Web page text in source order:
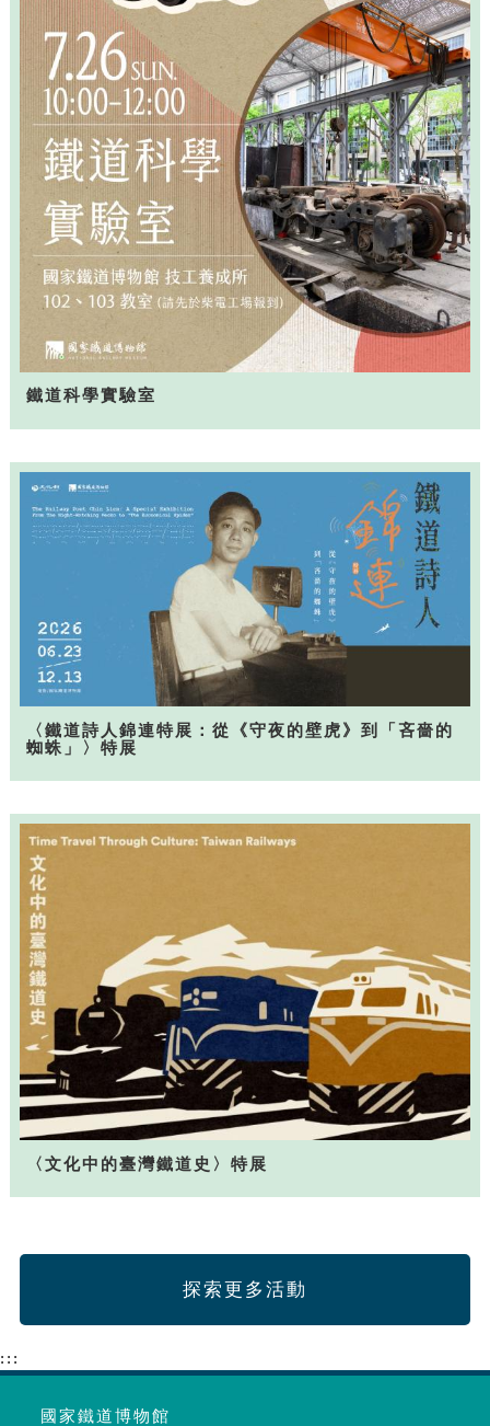
鐵道科學實驗室
〈鐵道詩人錦連特展：從《守夜的壁虎》到「吝嗇的
蜘蛛」〉特展
〈文化中的臺灣鐵道史〉特展
探索更多活動
:::
國家鐵道博物館